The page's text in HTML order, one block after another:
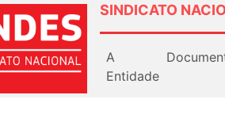
SINDICATO
A
Entidade